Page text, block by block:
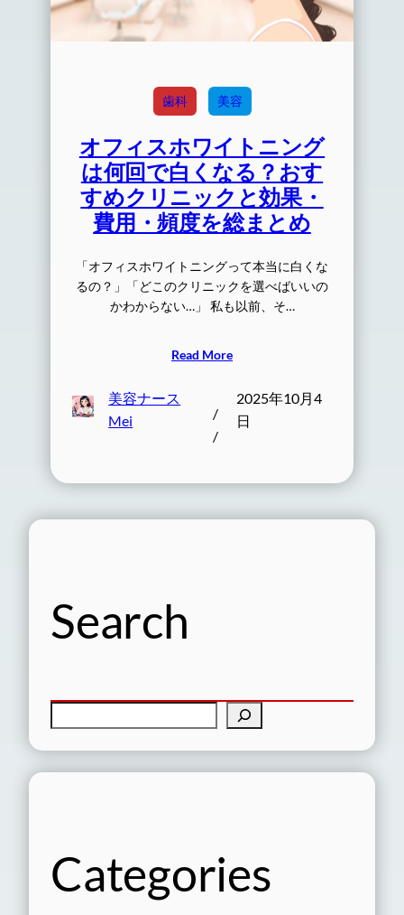
歯科 美容
オフィスホワイトニング
は何回で白くなる？おす
すめクリニックと効果・
費用・頻度を総まとめ
「オフィスホワイトニングって本当に白くな
るの？」「どこのクリニックを選べばいいの
かわからない…」 私も以前、そ…
Read More
美容ナース
Mei
/
/
2025年10月4
日
Search
索
Categories